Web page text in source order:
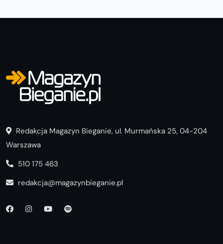
Redakcja Magazyn Bieganie, ul. Murmańska 25, 04-204
Warszawa
510 175 463
redakcja@magazynbieganie.pl